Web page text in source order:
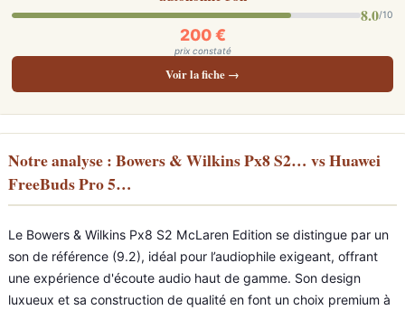
8.0/10
200 €
prix constaté
Voir la fiche →
Notre analyse : Bowers & Wilkins Px8 S2… vs Huawei
FreeBuds Pro 5…
Le Bowers & Wilkins Px8 S2 McLaren Edition se distingue par un
son de référence (9.2), idéal pour l’audiophile exigeant, offrant
une expérience d'écoute audio haut de gamme. Son design
luxueux et sa construction de qualité en font un choix premium à